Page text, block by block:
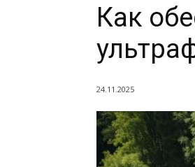
Как
24.11.2025